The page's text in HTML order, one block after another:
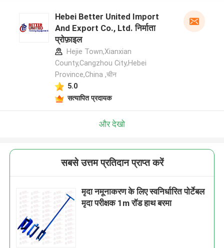
Hebei Better United Import
And Export Co., Ltd. निर्माता
प्रोफ़ाइल
Hejie Town,Xianxian
County,Cangzhou City,Hebei
Province,China ,चीन
5.0
सत्यापित प्रदायक
और देखो
सबसे उत्तम प्रतिदान प्राप्त करें
मृदा नमूनाकरण के लिए स्वनिर्धारित पोर्टेबल
मृदा परीक्षक 1m रॉड हाथ बरमा